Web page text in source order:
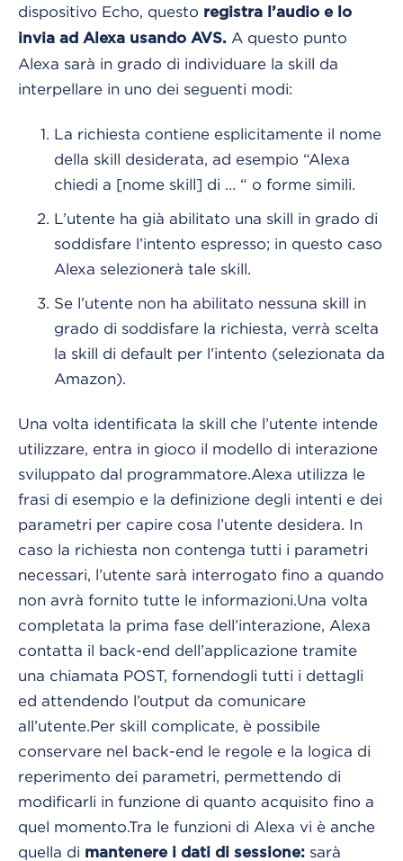
dispositivo Echo, questo registra l’audio e lo
invia ad Alexa usando AVS. A questo punto
Alexa sarà in grado di individuare la skill da
interpellare in uno dei seguenti modi:
La richiesta contiene esplicitamente il nome
della skill desiderata, ad esempio “Alexa
chiedi a [nome skill] di … “ o forme simili.
L’utente ha già abilitato una skill in grado di
soddisfare l’intento espresso; in questo caso
Alexa selezionerà tale skill.
Se l’utente non ha abilitato nessuna skill in
grado di soddisfare la richiesta, verrà scelta
la skill di default per l’intento (selezionata da
Amazon).
Una volta identificata la skill che l’utente intende
utilizzare, entra in gioco il modello di interazione
sviluppato dal programmatore.Alexa utilizza le
frasi di esempio e la definizione degli intenti e dei
parametri per capire cosa l’utente desidera. In
caso la richiesta non contenga tutti i parametri
necessari, l’utente sarà interrogato fino a quando
non avrà fornito tutte le informazioni.Una volta
completata la prima fase dell’interazione, Alexa
contatta il back-end dell’applicazione tramite
una chiamata POST, fornendogli tutti i dettagli
ed attendendo l’output da comunicare
all’utente.Per skill complicate, è possibile
conservare nel back-end le regole e la logica di
reperimento dei parametri, permettendo di
modificarli in funzione di quanto acquisito fino a
quel momento.Tra le funzioni di Alexa vi è anche
quella di mantenere i dati di sessione: sarà